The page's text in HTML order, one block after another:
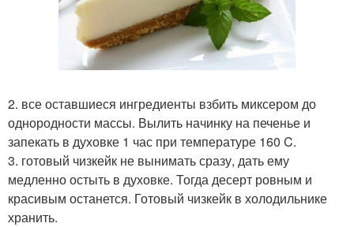
2. все оставшиеся ингредиенты взбить миксером до
однородности массы. Вылить начинку на печенье и
запекать в духовке 1 час при температуре 160 C.
3. готовый чизкейк не вынимать сразу, дать ему
медленно остыть в духовке. Тогда десерт ровным и
красивым останется. Готовый чизкейк в холодильнике
хранить.